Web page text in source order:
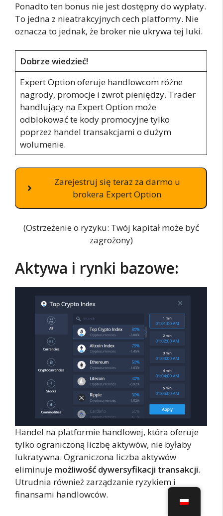
Ponadto ten bonus nie jest dostępny do wypłaty.
To jedna z nieatrakcyjnych cech platformy. Nie
oznacza to jednak, że broker nie ukrywa tej luki.
Dobrze wiedzieć!
Expert Option oferuje handlowcom różne
nagrody, promocje i zwrot pieniędzy. Trader
handlujący na Expert Option może
odblokować te kody promocyjne tylko
poprzez handel transakcjami o dużym
wolumenie.
Zarejestruj się teraz za darmo u
brokera Expert Option
(Ostrzeżenie o ryzyku: Twój kapitał może być
zagrożony)
Aktywa i rynki bazowe:
Handel na platformie handlowej, która oferuje
tylko ograniczoną liczbę aktywów, nie byłaby
lukratywna. Ograniczona liczba aktywów
eliminuje możliwość dywersyfikacji transakcji.
Utrudnia również zarządzanie ryzykiem i
finansami handlowców.